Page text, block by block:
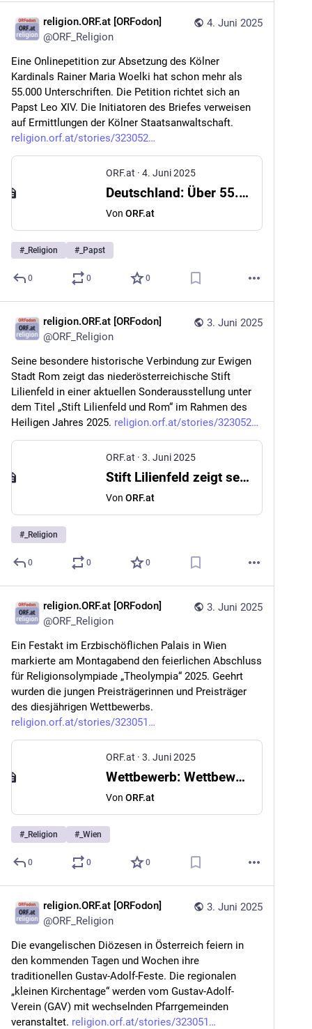
4. Juni 2025
religion.ORF.at [ORFodon]
@ORF_Religion
Eine Onlinepetition zur Absetzung des Kölner
Kardinals Rainer Maria Woelki hat schon mehr als
55.000 Unterschriften. Die Petition richtet sich an
Papst Leo XIV. Die Initiatoren des Briefes verweisen
auf Ermittlungen der Kölner Staatsanwaltschaft.
religion.orf.at/stories/323052
ORF.at · 4. Juni 2025
Deutschland: Über 55.000 Unterschriften für Absetzung Kardinal Woelkis
Von ORF.at
# _Religion # _Papst
0 0 0
3. Juni 2025
religion.ORF.at [ORFodon]
@ORF_Religion
Seine besondere historische Verbindung zur Ewigen
Stadt Rom zeigt das niederösterreichische Stift
Lilienfeld in einer aktuellen Sonderausstellung unter
dem Titel „Stift Lilienfeld und Rom“ im Rahmen des
Heiligen Jahres 2025. religion.orf.at/stories/323052
ORF.at · 3. Juni 2025
Stift Lilienfeld zeigt seine Verbindungen nach Rom
Von ORF.at
# _Religion
0 0 0
3. Juni 2025
religion.ORF.at [ORFodon]
@ORF_Religion
Ein Festakt im Erzbischöflichen Palais in Wien
markierte am Montagabend den feierlichen Abschluss
für Religionsolympiade „Theolympia“ 2025. Geehrt
wurden die jungen Preisträgerinnen und Preisträger
des diesjährigen Wettbewerbs.
religion.orf.at/stories/323051
ORF.at · 3. Juni 2025
Wettbewerb: Wettbewerb „Theolympia“: Sieger gekürt
Von ORF.at
# _Religion # _Wien
0 0 0
3. Juni 2025
religion.ORF.at [ORFodon]
@ORF_Religion
Die evangelischen Diözesen in Österreich feiern in
den kommenden Tagen und Wochen ihre
traditionellen Gustav-Adolf-Feste. Die regionalen
„kleinen Kirchentage“ werden vom Gustav-Adolf-
Verein (GAV) mit wechselnden Pfarrgemeinden
veranstaltet. religion.orf.at/stories/323051